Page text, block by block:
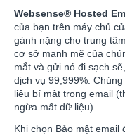
Websense® Hosted
của bạn trên máy chủ
gánh nặng cho trung
cơ sở mạnh mẽ của
mắt và gửi nó đi sạch
dịch vụ 99,999%.
liệu bí mật trong email
ngừa mất dữ liệu).
Khi chọn Bảo mật